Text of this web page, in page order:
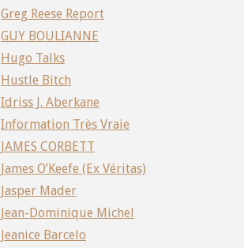
Greg Reese Report
GUY BOULIANNE
Hugo Talks
Hustle Bitch
Idriss J. Aberkane
Information Très Vraie
JAMES CORBETT
James O’Keefe (Ex Véritas)
Jasper Mader
Jean-Dominique Michel
Jeanice Barcelo